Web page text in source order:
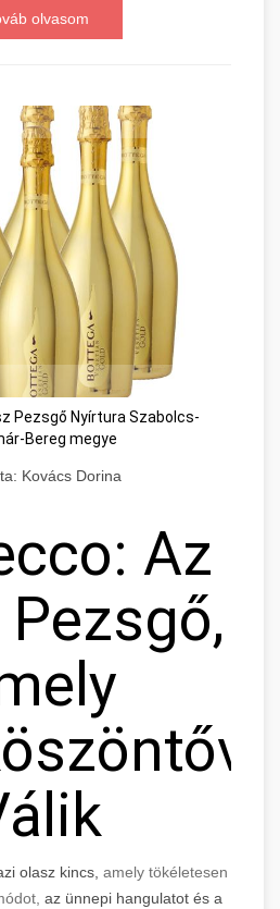
olvasom
Pezsgő Nyírtura Szabolcs-
Bereg megye
Kovács Dorina
Az
olasz kincs, amely tökéletesen
az ünnepi hangulatot és a